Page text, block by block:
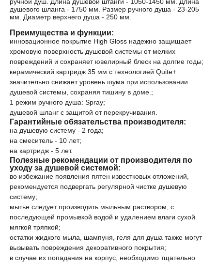
душевого шланга - 1750 мм. Размер ручного душа - 23-205
мм. Диаметр верхнего душа - 250 мм.
Преимущества и функции:
инновационное покрытие High Gloss надежно защищает
хромовую поверхность душевой системы от мелких
повреждений и сохраняет ювелирный блеск на долгие годы;
керамический картридж 35 мм с технологией Quite+
значительно снижает уровень шума при использовании
душевой системы, сохраняя тишину в доме.;
1 режим ручного душа: Spray;
душевой шланг с защитой от перекручивания.
Гарантийные обязательства производителя:
на душевую систему - 2 года;
на смеситель - 10 лет;
на картридж - 5 лет.
Полезные рекомендации от производителя по
уходу за душевой системой:
во избежание появления пятен известковых отложений,
рекомендуется подвергать регулярной чистке душевую
систему;
мытье следует производить мыльным раствором, с
последующей промывкой водой и удалением влаги сухой
мягкой тряпкой;
остатки жидкого мыла, шампуня, геля для душа также могут
вызывать повреждения декоративного покрытия;
в случае их попадания на корпус, необходимо тщательно